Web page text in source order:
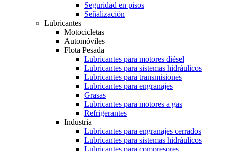
Seguridad en pisos
Señalización
Lubricantes
Motocicletas
Automóviles
Flota Pesada
Lubricantes para motores diésel
Lubricantes para sistemas hidráulicos
Lubricantes para transmisiones
Lubricantes para engranajes
Grasas
Lubricantes para motores a gas
Refrigerantes
Industria
Lubricantes para engranajes cerrados
Lubricantes para sistemas hidráulicos
Lubricantes para compresores